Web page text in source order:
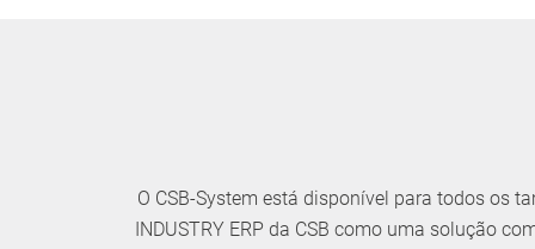
O CSB-System está disponível para todos os
INDUSTRY ERP da CSB como uma solução